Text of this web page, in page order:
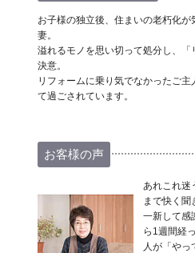
お子様の独立後、住まいの老朽化
妻。
溢れるモノを思い切って処分し、「
決意。
リフォームに乗り気でなかったご
て過ごされています。
お客様の声
あれこれ迷
まで快く聞
一新して感
ら1週間経
人が「やっ